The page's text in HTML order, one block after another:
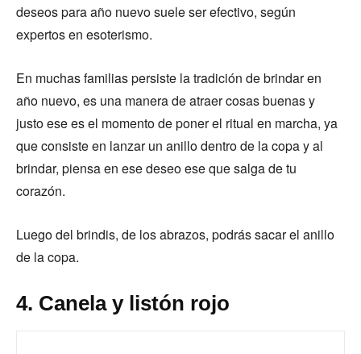
deseos para año nuevo suele ser efectivo, según
expertos en esoterismo.
En muchas familias persiste la tradición de brindar en
año nuevo, es una manera de atraer cosas buenas y
justo ese es el momento de poner el ritual en marcha, ya
que consiste en lanzar un anillo dentro de la copa y al
brindar, piensa en ese deseo ese que salga de tu
corazón.
Luego del brindis, de los abrazos, podrás sacar el anillo
de la copa.
4. Canela y listón rojo